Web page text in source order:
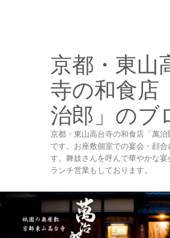
京都・東山
寺の和食店
治郎」のブ
京都・東山高台寺の和食店「萬
です。お座敷個室での宴会・顔合
す。舞妓さんを呼んで華やかな宴
ランチ営業もしております。